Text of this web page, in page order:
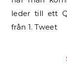
leder till ett
från 1. Tweet